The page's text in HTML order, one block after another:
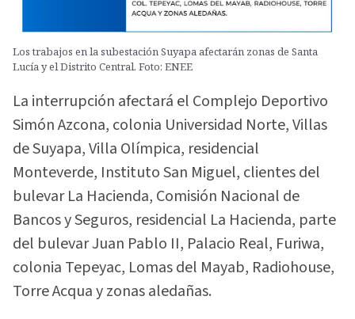
Los trabajos en la subestación Suyapa afectarán zonas de Santa
Lucía y el Distrito Central. Foto: ENEE
La interrupción afectará el Complejo Deportivo
Simón Azcona, colonia Universidad Norte, Villas
de Suyapa, Villa Olímpica, residencial
Monteverde, Instituto San Miguel, clientes del
bulevar La Hacienda, Comisión Nacional de
Bancos y Seguros, residencial La Hacienda, parte
del bulevar Juan Pablo II, Palacio Real, Furiwa,
colonia Tepeyac, Lomas del Mayab, Radiohouse,
Torre Acqua y zonas aledañas.